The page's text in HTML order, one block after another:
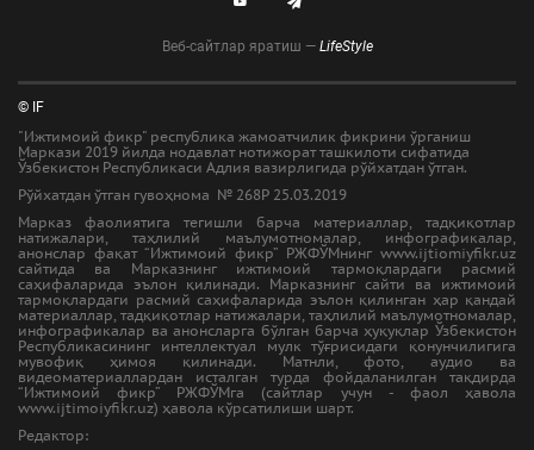
Веб-сайтлар яратиш — LifeStyle
© IF
"Ижтимоий фикр" республика жамоатчилик фикрини ўрганиш
Маркази 2019 йилда нодавлат нотижорат ташкилоти сифатида
Ўзбекистон Республикаси Адлия вазирлигида рўйхатдан ўтган.
Рўйхатдан ўтган гувоҳнома № 268Р 25.03.2019
Марказ фаолиятига тегишли барча материаллар, тадқиқотлар
натижалари, таҳлилий маълумотномалар, инфографикалар,
анонслар фақат “Ижтимоий фикр” РЖФЎМнинг www.ijtiomiyfikr.uz
сайтида ва Марказнинг ижтимоий тармоқлардаги расмий
саҳифаларида эълон қилинади. Марказнинг сайти ва ижтимоий
тармоқлардаги расмий саҳифаларида эълон қилинган ҳар қандай
материаллар, тадқиқотлар натижалари, таҳлилий маълумотномалар,
инфографикалар ва анонсларга бўлган барча ҳуқуқлар Ўзбекистон
Республикасининг интеллектуал мулк тўғрисидаги қонунчилигига
мувофиқ ҳимоя қилинади. Матнли, фото, аудио ва
видеоматериаллардан исталган турда фойдаланилган тақдирда
“Ижтимоий фикр” РЖФЎМга (сайтлар учун - фаол ҳавола
www.ijtimoiyfikr.uz) ҳавола кўрсатилиши шарт.
Редактор: